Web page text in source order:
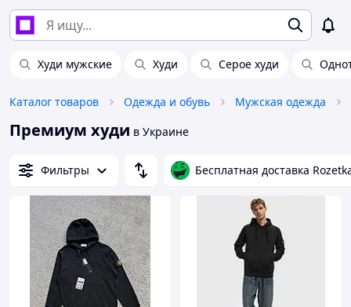
Худи мужские Худи Серое худи
Каталог товаров Одежда и обувь Мужская одежда
Премиум худи в Украине
Фильтры Бесплатная доставка